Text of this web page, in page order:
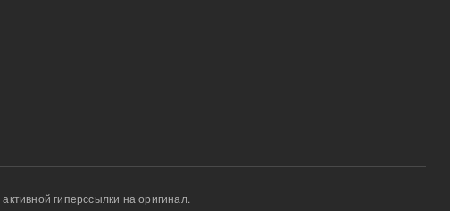
гиперссылки на оригинал.